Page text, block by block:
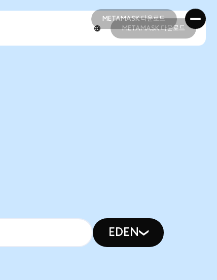
METAMASK 다운로드
METAMASK 다운로드
METAMASK 다운로드
EDEN